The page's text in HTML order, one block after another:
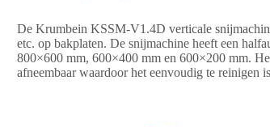
De Krumbein KSSM-V1.4D verticale
etc. op bakplaten. De snijmachine heeft een
800×600 mm, 600×400 mm en 600×200 mm.
afneembaar waardoor het eenvoudig te reinigen